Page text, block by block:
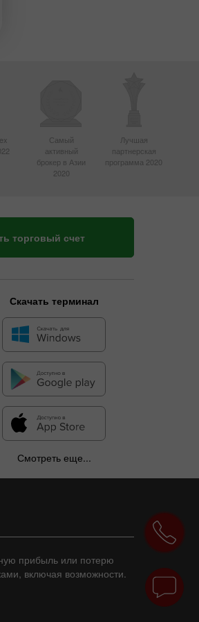
Самый
активный
брокер в Азии
2020
Лучшая
партнерская
программа 2020
торговый счет
Скачать терминал
Смотреть еще...
прибыль или потерю
включая возможности.